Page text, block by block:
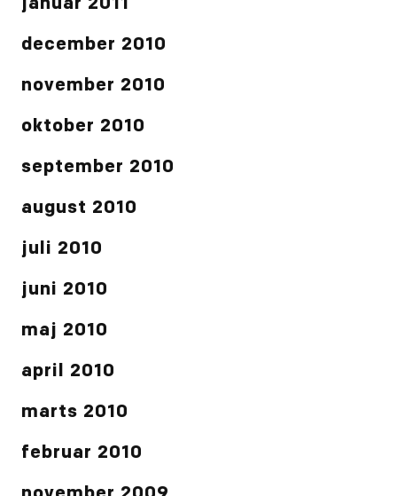
januar 2011
december 2010
november 2010
oktober 2010
september 2010
august 2010
juli 2010
juni 2010
maj 2010
april 2010
marts 2010
februar 2010